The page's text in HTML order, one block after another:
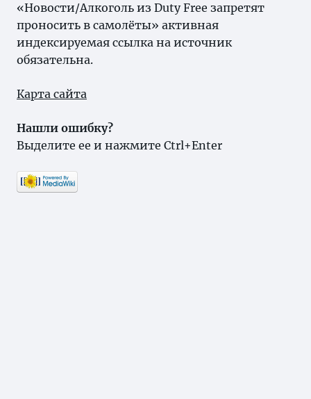
«Новости/Алкоголь из Duty Free запретят
проносить в самолёты» активная
индексируемая ссылка на источник
обязательна.
Карта сайта
Нашли ошибку?
Выделите ее и нажмите Ctrl+Enter